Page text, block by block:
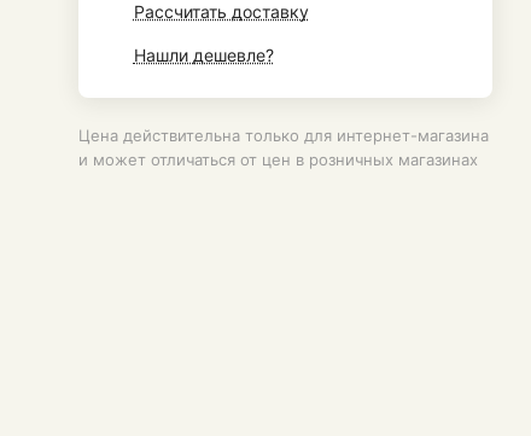
Рассчитать доставку
Нашли дешевле?
Цена действительна только для интернет-магазина
и может отличаться от цен в розничных магазинах